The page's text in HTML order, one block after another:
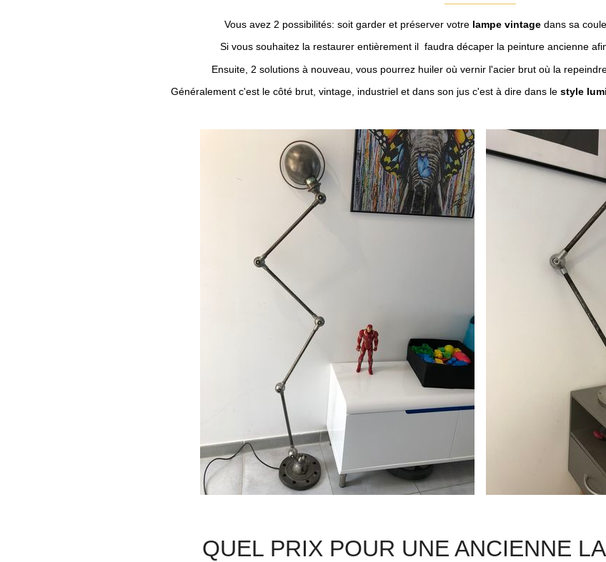
Vous avez 2 possibilités: soit garder et préserver votre lampe vintage dans sa
Si vous souhaitez la restaurer entièrement il faudra décaper la peinture ancienne
Ensuite, 2 solutions à nouveau, vous pourrez huiler où vernir l'acier brut où la
Généralement c'est le côté brut, vintage, industriel et dans son jus c'est à dire dans le style
QUEL PRIX POUR UNE ANCIENNE